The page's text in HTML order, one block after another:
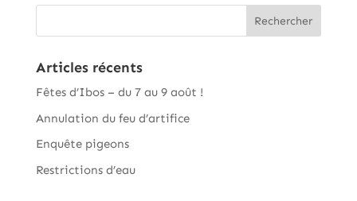
Articles récents
Fêtes d’Ibos – du 7 au 9 août !
Annulation du feu d’artifice
Enquête pigeons
Restrictions d’eau